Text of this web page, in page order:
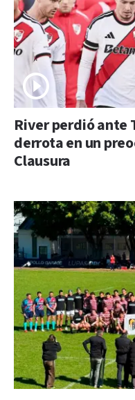
River perdió ante
derrota en un
Clausura